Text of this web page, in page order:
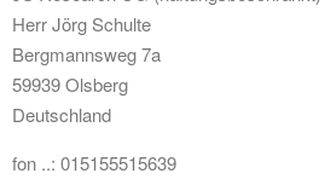
Herr Jörg Schulte
Bergmannsweg 7a
59939 Olsberg
Deutschland
fon ..: 015155515639